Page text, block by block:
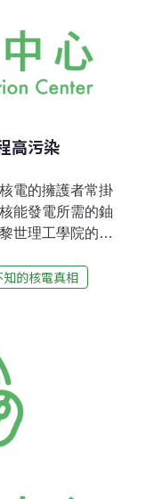
高污染
電的擁護者常掛
能發電所需的鈾
世理工學院的
Energy: Facts
年時，全球既
鈾礦供給亦會出
力的國際原子能
，全球確知鈾礦
核能發電所需的
量不增加下，既
。在鈾礦將比石
應能源匱乏，毋
的核電真相